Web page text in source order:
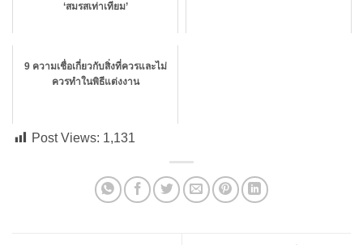
‘สมรสเท่าเทียม’
9 ความเชื่อเกี่ยวกับสิ่งที่ควรและไม่
ควรทำในพิธีแต่งงาน
Post Views: 1,131